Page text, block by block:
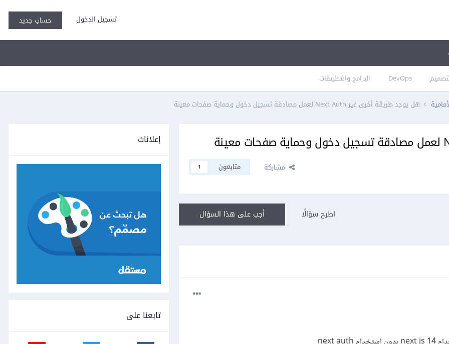
تسجيل الدخول حساب جديد
DevOps البرامج والتطبيقات
هل يوجد طريقة أخرى غير Next Auth لعمل مصادقة تسجيل دخول وحماية صفحات معينة
مشاركة متابعون 1
أجب على هذا السؤال اطرح سؤالًا
إعلانات
تابعنا على